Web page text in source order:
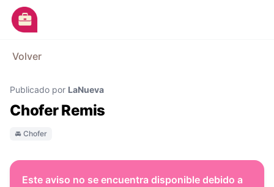
Ir al contenido principal
Categorías
Empresas
Blog
Dejá tu CV
Volver
Publicado por LaNueva
Chofer Remis
🚘 Chofer
Este aviso no se encuentra disponible debido a